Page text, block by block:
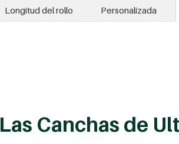
Longitud del rollo Personalizada
Las Canchas de